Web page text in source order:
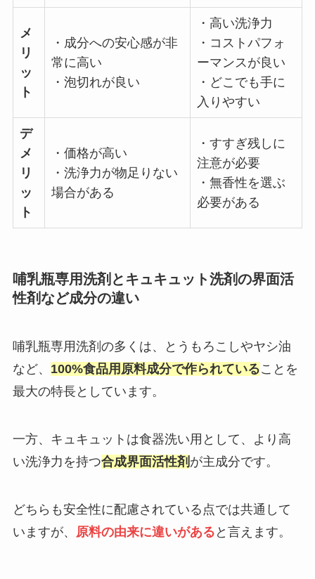
メ
リ
ッ
ト
・成分への安心感が非
常に高い
・泡切れが良い
・高い洗浄力
・コストパフォ
ーマンスが良い
・どこでも手に
入りやすい
デ
メ
リ
ッ
ト
・価格が高い
・洗浄力が物足りない
場合がある
・すすぎ残しに
注意が必要
・無香性を選ぶ
必要がある
哺乳瓶専用洗剤とキュキュット洗剤の界面活
性剤など成分の違い
哺乳瓶専用洗剤の多くは、とうもろこしやヤシ油
など、 100%食品用原料成分で作られていることを
最大の特長としています。
一方、キュキュットは食器洗い用として、より高
い洗浄力を持つ合成界面活性剤 が主成分です。
どちらも安全性に配慮されている点では共通して
いますが、 原料の由来に違いがある と言えます。